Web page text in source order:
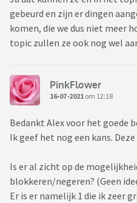
gebeurd en zijn er dingen
komen, die we dus niet meer
topic zullen ze ook nog wel
PinkFlower
16-07-2021 om 12:18
Bedankt Alex voor het goede
Ik geef het nog een kans.
Is er al zicht op de
blokkeren/negeren? (Geen
Er is er namelijk 1 die ik zeer